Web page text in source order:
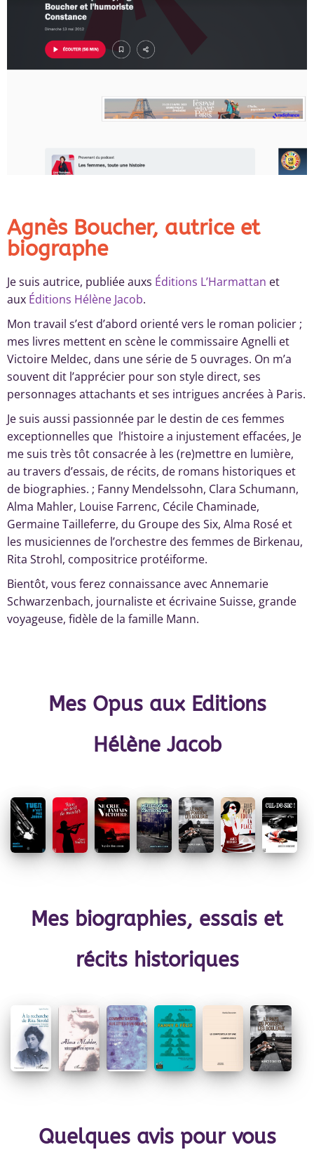
Agnès Boucher, autrice et
biographe
Je suis autrice, publiée auxs Éditions L’Harmattan et
aux Éditions Hélène Jacob.
Mon travail s’est d’abord orienté vers le roman policier ;
mes livres mettent en scène le commissaire Agnelli et
Victoire Meldec, dans une série de 5 ouvrages. On m’a
souvent dit l’apprécier pour son style direct, ses
personnages attachants et ses intrigues ancrées à Paris.
Je suis aussi passionnée par le destin de ces femmes
exceptionnelles que l’histoire a injustement effacées, Je
me suis très tôt consacrée à les (re)mettre en lumière,
au travers d’essais, de récits, de romans historiques et
de biographies. ; Fanny Mendelssohn, Clara Schumann,
Alma Mahler, Louise Farrenc, Cécile Chaminade,
Germaine Tailleferre, du Groupe des Six, Alma Rosé et
les musiciennes de l’orchestre des femmes de Birkenau,
Rita Strohl, compositrice protéiforme.
Bientôt, vous ferez connaissance avec Annemarie
Schwarzenbach, journaliste et écrivaine Suisse, grande
voyageuse, fidèle de la famille Mann.
Mes Opus aux Editions
Hélène Jacob
Mes biographies, essais et
récits historiques
Quelques avis pour vous